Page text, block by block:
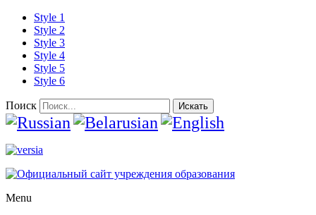
Style 1
Style 2
Style 3
Style 4
Style 5
Style 6
Поиск Искать
Menu